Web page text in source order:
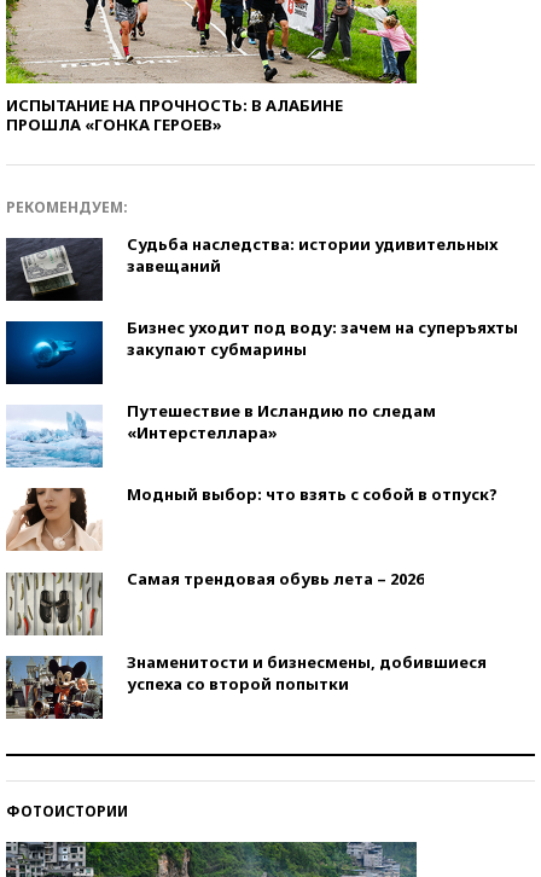
ИСПЫТАНИЕ НА ПРОЧНОСТЬ: В АЛАБИНЕ
ПРОШЛА «ГОНКА ГЕРОЕВ»
РЕКОМЕНДУЕМ:
Судьба наследства: истории удивительных
завещаний
Бизнес уходит под воду: зачем на суперъяхты
закупают субмарины
Путешествие в Исландию по следам
«Интерстеллара»
Модный выбор: что взять с собой в отпуск?
Самая трендовая обувь лета – 2026
Знаменитости и бизнесмены, добившиеся
успеха со второй попытки
ФОТОИСТОРИИ